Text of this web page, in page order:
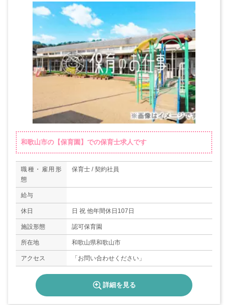
和歌山市の【保育園】での保育士求人です
職種・雇用形
態
保育士 / 契約社員
給与
休日 日 祝 他年間休日107日
施設形態 認可保育園
所在地 和歌山県和歌山市
アクセス 「お問い合わせください」
詳細を見る